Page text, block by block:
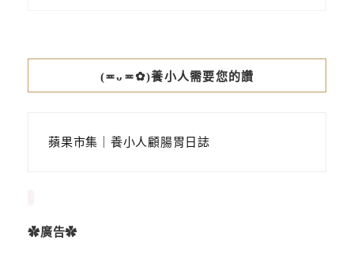
(≖ᴗ≖✿)養小人需要您的讚
蘋果市集｜養小人顧腸胃日誌
✿廣告✿